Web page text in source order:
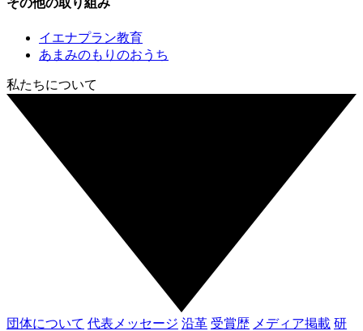
その他の取り組み
イエナプラン教育
あまみのもりのおうち
私たちについて
団体について 代表メッセージ 沿革 受賞歴 メディア掲載 研